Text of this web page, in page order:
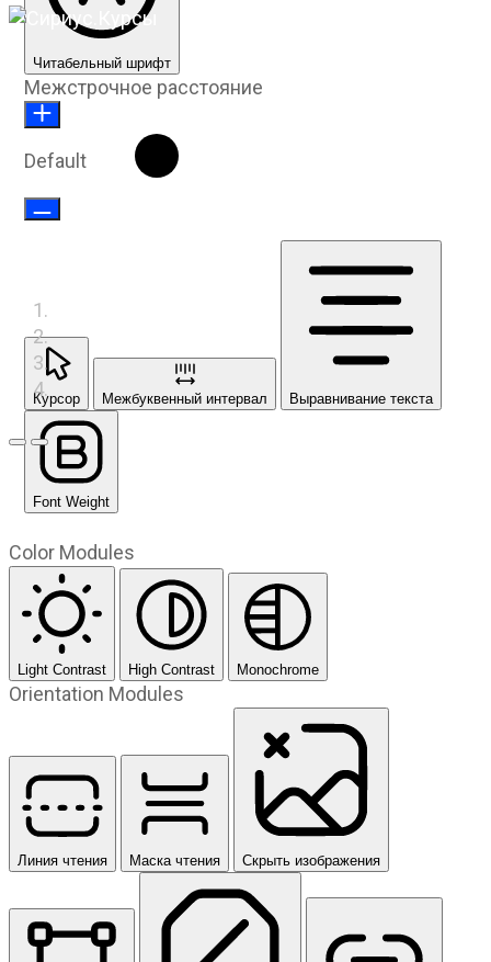
Предыдущий слайд
Следующий слайд
Читабельный шрифт
Межстрочное расстояние
Default
Курсор Межбуквенный интервал Выравнивание текста
Font Weight
Color Modules
Light Contrast High Contrast Monochrome
Orientation Modules
Линия чтения Маска чтения Скрыть изображения